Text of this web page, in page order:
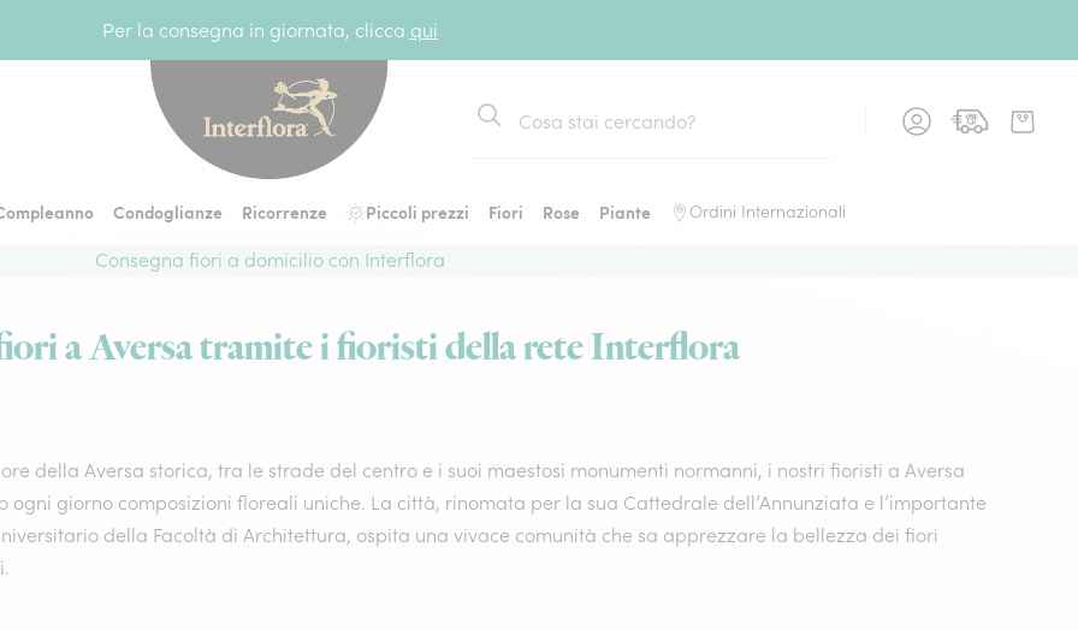
Per la consegna in giornata, clicca qui
Cerca
Condoglianze Ricorrenze Piccoli prezzi Fiori Rose Piante Ordini Internazionali
Consegna fiori a domicilio con Interflora
a Aversa tramite i fioristi della rete Interflora
della Aversa storica, tra le strade del centro e i suoi maestosi monumenti normanni, i nostri fioristi a Aversa
ogni giorno composizioni floreali uniche. La città, rinomata per la sua Cattedrale dell’Annunziata e l’importante
della Facoltà di Architettura, ospita una vivace comunità che sa apprezzare la bellezza dei fiori